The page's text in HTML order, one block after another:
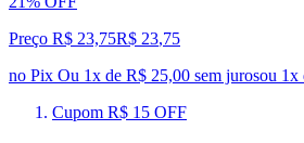
Preço R$ 23,75R$ 23,75
no Pix Ou 1x de R$ 25,00 sem jurosou 1x
Cupom R$ 15 OFF